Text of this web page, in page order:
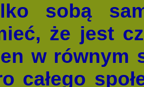
sobą
że jest
w równym
całego